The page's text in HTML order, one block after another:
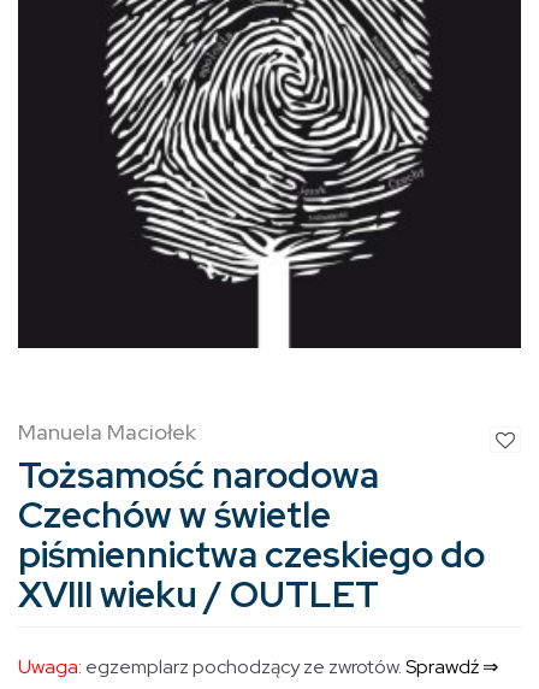
Manuela Maciołek
Tożsamość narodowa
Czechów w świetle
piśmiennictwa czeskiego do
XVIII wieku / OUTLET
Uwaga: egzemplarz pochodzący ze zwrotów.Sprawdź ⇒